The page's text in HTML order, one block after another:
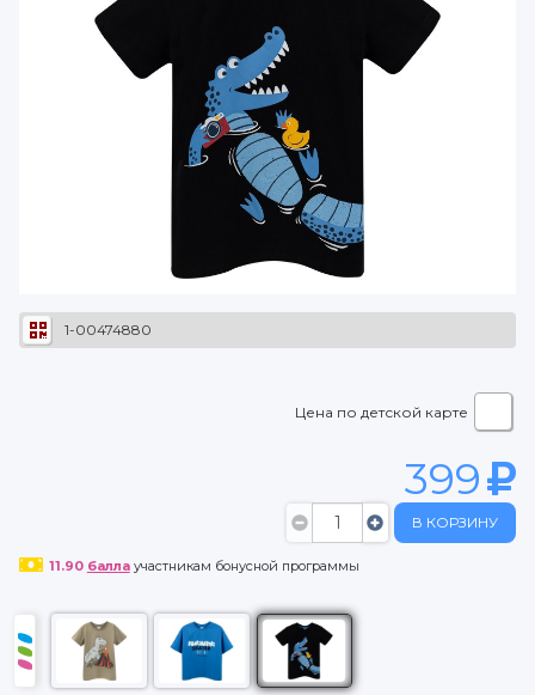
1-00474880
Цена по детской карте
399
В КОРЗИНУ
11.90 баллаучастникам бонусной программы